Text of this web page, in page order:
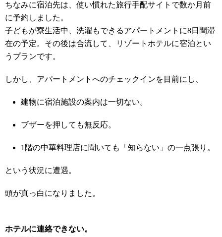
ちなみに宿泊先は、使い慣れた旅行手配サイトで数か月前
に予約しました。
子どもが寮生活中、洗濯もできるアパートメントに8日間滞
在の予定。その後は合流して、リゾートホテルに宿泊とい
うプランです。
しかし、アパートメントへのチェックインを目前にし、
建物に宿泊施設の案内は一切ない。
ブザーを押しても無反応。
1階の中華料理店に聞いても「知らない」の一点張り。
という状況に遭遇。
頭が真っ白になりました。
ホテルに連絡できない。